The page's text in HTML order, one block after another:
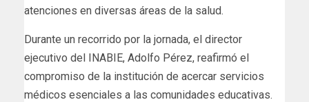
atenciones en diversas áreas de la salud.
Durante un recorrido por la jornada, el director
ejecutivo del INABIE, Adolfo Pérez, reafirmó el
compromiso de la institución de acercar servicios
médicos esenciales a las comunidades educativas.